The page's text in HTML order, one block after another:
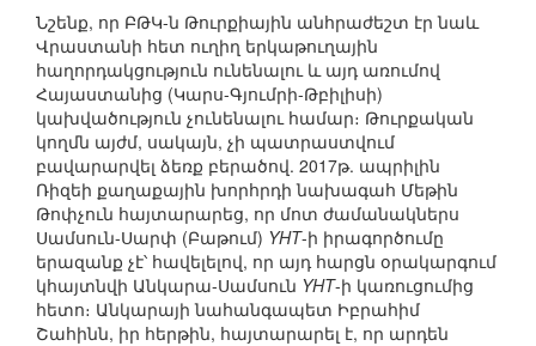
Նշենք, որ ԲԹԿ-ն Թուրքիային անհրաժեշտ էր նաև
Վրաստանի հետ ուղիղ երկաթուղային
հաղորդակցություն ունենալու և այդ առումով
Հայաստանից (Կարս-Գյումրի-Թբիլիսի)
կախվածություն չունենալու համար։ Թուրքական
կողմն այժմ, սակայն, չի պատրաստվում
բավարարվել ձեռք բերածով. 2017թ. ապրիլին
Ռիզեի քաղաքային խորհրդի նախագահ Մեթին
Թոփչուն հայտարարեց, որ մոտ ժամանակներս
Սամսուն-Սարփ (Բաթում) YHT-ի իրագործումը
երազանք չէ՝ հավելելով, որ այդ հարցն օրակարգում
կհայտնվի Անկարա-Սամսուն YHT-ի կառուցումից
հետո։ Անկարայի նահանգապետ Իբրահիմ
Շահինն, իր հերթին, հայտարարել է, որ արդեն